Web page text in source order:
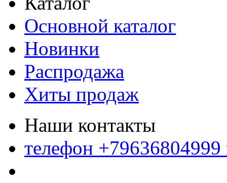
Основной каталог
Новинки
Распродажа
Хиты продаж
Наши контакты
телефон